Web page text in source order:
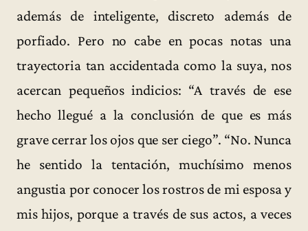
además de inteligente, discreto además de
porfiado. Pero no cabe en pocas notas una
trayectoria tan accidentada como la suya, nos
acercan pequeños indicios: “A través de ese
hecho llegué a la conclusión de que es más
grave cerrar los ojos que ser ciego”. “No. Nunca
he sentido la tentación, muchísimo menos
angustia por conocer los rostros de mi esposa y
mis hijos, porque a través de sus actos, a veces